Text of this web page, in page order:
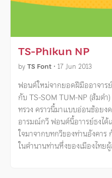
TS-Phikun NP
byTS Font • 17 Jun 2013
ฟอนต์ใหม่จากยอดฝีมืออาจาร
กับ TS-SOM TUM-NP (ส้มต
ทรวง คราวนี้มาแบบอ่อนช้อยง
อารมณ์กวี ฟอนต์นี้อาารย์ธงได้
ใจมาจากบทกวีของท่านอังคา
ในตำนานท่านหึ่งของเมืองไทย